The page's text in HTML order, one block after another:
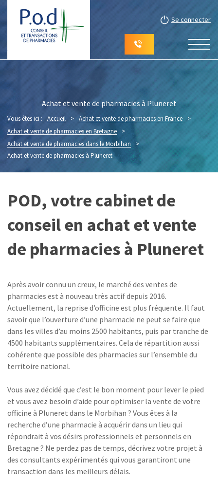
Se connecter
Achat et vente de pharmacies à Pluneret
Vous êtes ici : Accueil > Achat et vente de pharmacies en France
>
Achat et vente de pharmacies en Bretagne
>
Achat et vente de pharmacies dans le Morbihan
>
Achat et vente de pharmacies à Pluneret
POD, votre cabinet de
conseil en achat et vente
de pharmacies à Pluneret
Après avoir connu un creux, le marché des ventes de
pharmacies est à nouveau très actif depuis 2016.
Actuellement, la reprise d’officine est plus fréquente. Il faut
savoir que l’ouverture d’une pharmacie ne peut se faire que
dans les villes d’au moins 2500 habitants, puis par tranche de
4500 habitants supplémentaires. Cela de répartition aussi
cohérente que possible des pharmacies sur l’ensemble du
territoire national.
Vous avez décidé que c’est le bon moment pour lever le pied
et vous avez besoin d’aide pour optimiser la vente de votre
officine à Pluneret dans le Morbihan ? Vous êtes à la
recherche d’une pharmacie à acquérir dans un lieu qui
répondrait à vos désirs professionnels et personnels en
Bretagne ? Ne perdez pas de temps, décrivez votre projet à
des consultants expérimentés qui vous garantiront une
transaction dans les meilleurs délais.